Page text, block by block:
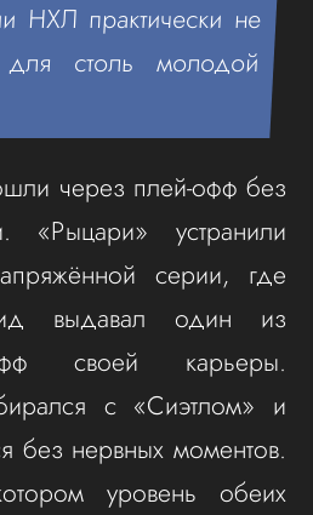
НХЛ практически не
для столь молодой
через плей-офф без
«Рыцари» устранили
серии, где
выдавал один из
своей карьеры.
с «Сиэтлом» и
без нервных моментов.
уровень обеих